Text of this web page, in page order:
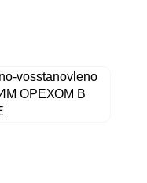
ОРЕХОМ В